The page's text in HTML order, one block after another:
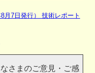
月7日発行） 技術レポート
さまのご意見・ご感